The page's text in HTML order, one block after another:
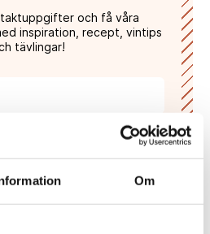
Om
och få våra
inspiration, recept, vintips
tävlingar!
uppgifter hanteras och